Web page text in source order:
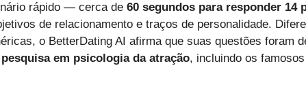
rápido — cerca de 60 segundos para responder 14
de relacionamento e traços de personalidade.
o BetterDating AI afirma que suas questões foram
em psicologia da atração, incluindo os